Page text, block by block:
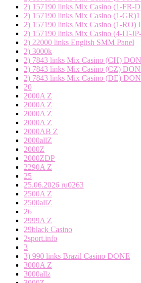
2) 157190 links Mix Casino (1-FR-
2) 157190 links Mix Casino (1-GR)1
2) 157190 links Mix Casino (1-RO)
2) 157190 links Mix Casino (4-IT-
2) 22000 links English SMM Panel
2) 3000k
2) 7843 links Mix Casino (CH)
2) 7843 links Mix Casino (CZ)
2) 7843 links Mix Casino (DE)
20
2000A Z
2000A Z
2000A Z
2000A Z
2000AB Z
2000allZ
2000Z
2000ZDP
2290A Z
25
25.06.2026 ru0263
2500A Z
2500allZ
26
2999A Z
29black Casino
2sport.info
3
3) 990 links Brazil Casino DONE
3000A Z
3000allz